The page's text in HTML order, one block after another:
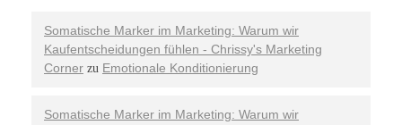
Somatische Marker im Marketing: Warum wir
Kaufentscheidungen fühlen - Chrissy's Marketing
Corner zu Emotionale Konditionierung
Somatische Marker im Marketing: Warum wir